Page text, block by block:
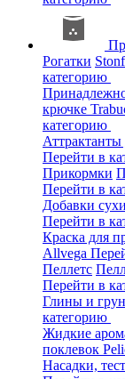
Рогатки
категорию
крючке
категорию
Перейти в
Прикормки
Перейти в
Добавки
Перейти в
Краска для
Allvega
Пеллетс
Перейти в
Глины и
категорию
Жидкие
поклевок
Насадки,